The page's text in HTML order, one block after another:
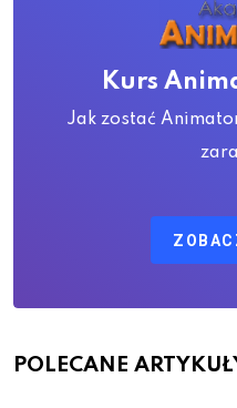
Kurs
Jak zostać
POLECANE